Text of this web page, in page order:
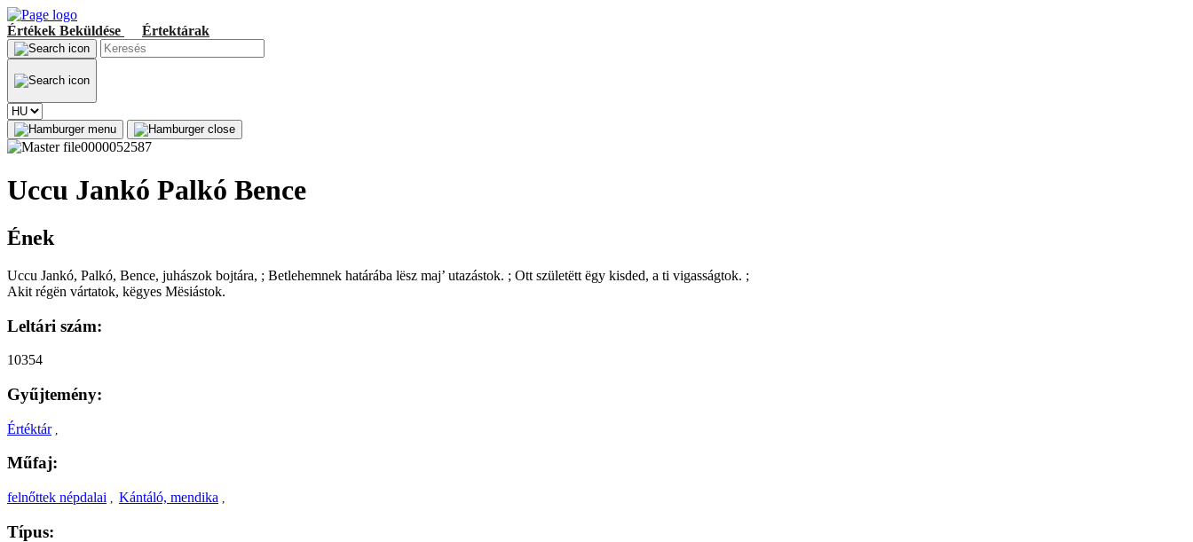
Értékek Beküldése Értektárak
Uccu Jankó Palkó Bence
Ének
Uccu Jankó, Palkó, Bence, juhászok bojtára, ; Betlehemnek határába lësz maj’ utazástok. ; Ott születëtt ëgy kisded, a ti vigasságtok. ;
Akit régën vártatok, këgyes Mësiástok.
Leltári szám:
10354
Gyűjtemény:
Értéktár
Műfaj:
felnőttek népdalai , Kántáló, mendika ,
Típus: